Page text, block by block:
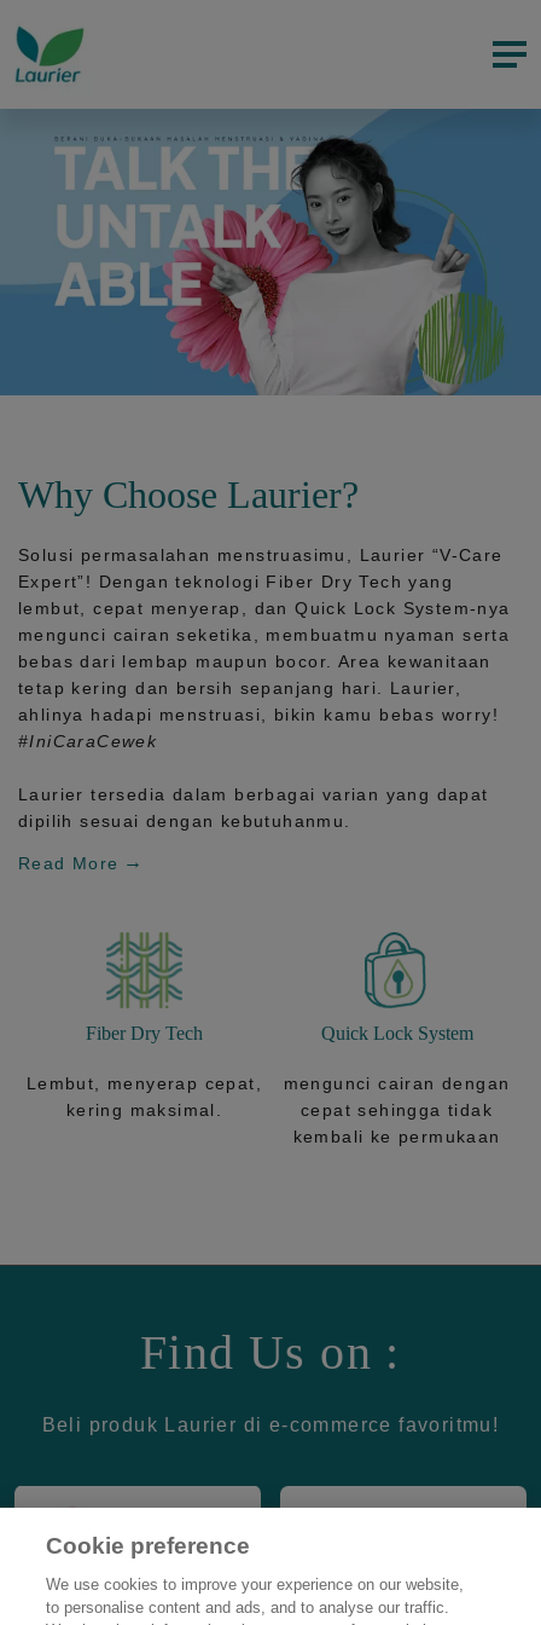
Why Choose Laurier?
Solusi permasalahan menstruasimu, Laurier “V-Care
Expert”! Dengan teknologi Fiber Dry Tech yang
lembut, cepat menyerap, danQuick Lock System-nya
mengunci cairan seketika, membuatmu nyaman serta
bebas dari lembap maupun bocor. Area kewanitaan
tetap kering dan bersih sepanjang hari.
Laurier,
ahlinya hadapi menstruasi, bikin kamu bebas worry!
#IniCaraCewek
Laurier tersedia dalam berbagai varian yang dapat
dipilih sesuai dengan kebutuhanmu.
Read More
Fiber Dry Tech
Lembut, menyerap cepat,
kering maksimal.
Quick Lock System
mengunci cairan dengan
cepat sehingga tidak
kembali ke permukaan
Find Us on :
Beli produk Laurier di e-commerce favoritmu!
Cookie preference
We use cookies to improve your experience on our website,
to personalise content and ads, and to analyse our traffic.